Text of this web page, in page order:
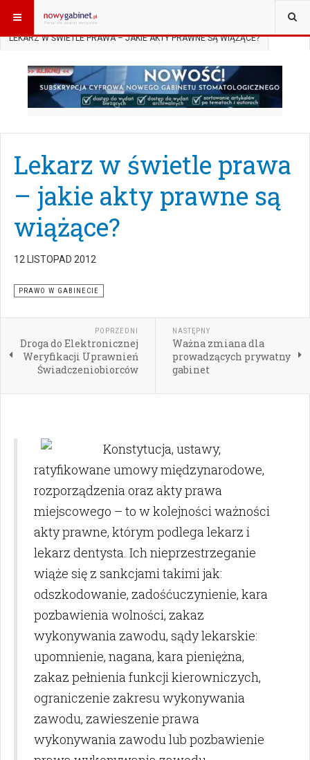
JESTEŚ TUTAJ: START
LEKARZ W ŚWIETLE PRAWA – JAKIE AKTY PRAWNE SĄ WIĄŻĄCE?
Lekarz w świetle prawa
– jakie akty prawne są
wiążące?
12 LISTOPAD 2012
PRAWO W GABINECIE
POPRZEDNI
Droga do Elektronicznej
Weryfikacji Uprawnień
Świadczeniobiorców
NASTĘPNY
Ważna zmiana dla
prowadzących prywatny
gabinet
Konstytucja, ustawy,
ratyfikowane umowy międzynarodowe,
rozporządzenia oraz akty prawa
miejscowego – to w kolejności ważności
akty prawne, którym podlega lekarz i
lekarz dentysta. Ich nieprzestrzeganie
wiąże się z sankcjami takimi jak:
odszkodowanie, zadośćuczynienie, kara
pozbawienia wolności, zakaz
wykonywania zawodu, sądy lekarskie:
upomnienie, nagana, kara pieniężna,
zakaz pełnienia funkcji kierowniczych,
ograniczenie zakresu wykonywania
zawodu, zawieszenie prawa
wykonywania zawodu lub pozbawienie